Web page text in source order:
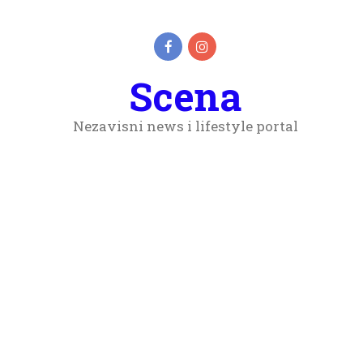
Scena
Nezavisni news i lifestyle portal